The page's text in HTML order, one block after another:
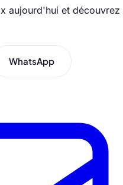
aujourd'hui et découvrez
WhatsApp